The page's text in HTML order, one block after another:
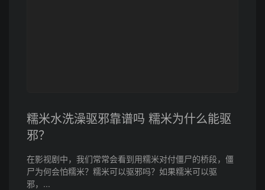
糯米水洗澡驱邪靠谱吗 糯米为什么能驱
邪？
在影视剧中，我们常常会看到用糯米对付僵尸的桥段，僵
尸为何会怕糯米？糯米可以驱邪吗？如果糯米可以驱
邪，...